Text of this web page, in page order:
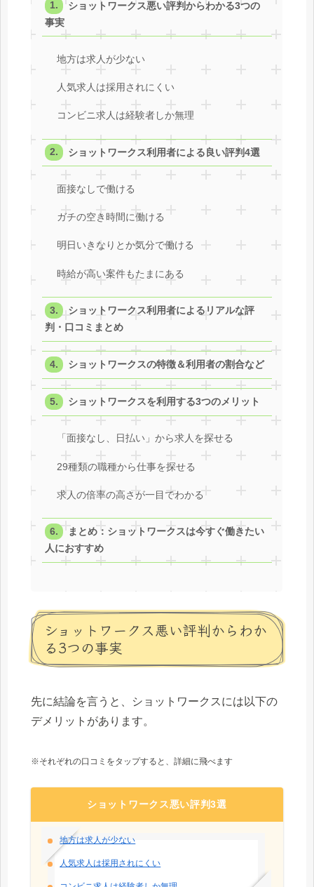
ショットワークス悪い評判からわかる3つの
事実
地方は求人が少ない
人気求人は採用されにくい
コンビニ求人は経験者しか無理
ショットワークス利用者による良い評判4選
面接なしで働ける
ガチの空き時間に働ける
明日いきなりとか気分で働ける
時給が高い案件もたまにある
ショットワークス利用者によるリアルな評
判・口コミまとめ
ショットワークスの特徴＆利用者の割合など
ショットワークスを利用する3つのメリット
「面接なし、日払い」から求人を探せる
29種類の職種から仕事を探せる
求人の倍率の高さが一目でわかる
まとめ：ショットワークスは今すぐ働きたい
人におすすめ
ショットワークス悪い評判からわか
る3つの事実
先に結論を言うと、ショットワークスには以下の
デメリットがあります。
※それぞれの口コミをタップすると、詳細に飛べます
ショットワークス悪い評判3選
地方は求人が少ない
人気求人は採用されにくい